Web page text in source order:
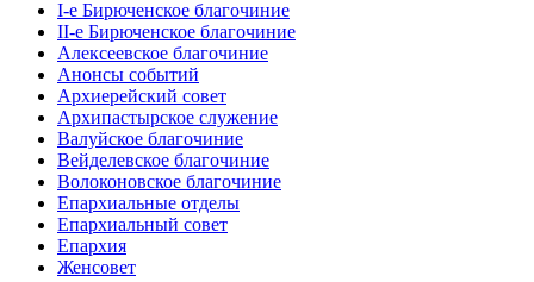
I-е Бирюченское благочиние
II-е Бирюченское благочиние
Алексеевское благочиние
Анонсы событий
Архиерейский совет
Архипастырское служение
Валуйское благочиние
Вейделевское благочиние
Волоконовское благочиние
Епархиальные отделы
Епархиальный совет
Епархия
Женсовет